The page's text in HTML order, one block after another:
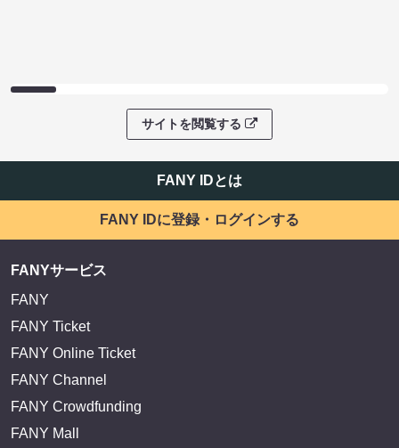
サイトを閲覧する
FANY IDとは
FANY IDに登録・ログインする
FANYサービス
FANY
FANY Ticket
FANY Online Ticket
FANY Channel
FANY Crowdfunding
FANY Mall